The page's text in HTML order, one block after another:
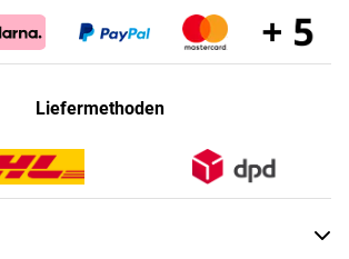
Liefermethoden